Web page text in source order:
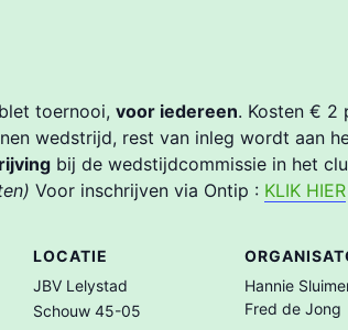
toernooi, voor iedereen. Kosten € 2
wedstrijd, rest van inleg wordt aan
bij de wedstijdcommissie in het
Voor inschrijven via Ontip : KLIK HIER
LOCATIE
JBV Lelystad
Schouw 45-05
Hannie
Fred de Jong